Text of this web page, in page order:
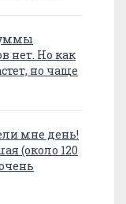
нет. Но как
но чаще
мне день!
(около 120